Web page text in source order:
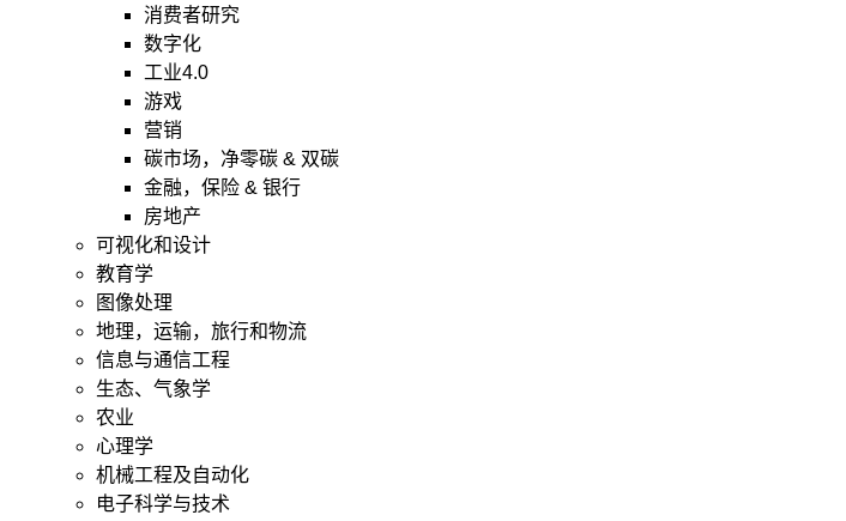
消费者研究
数字化
工业4.0
游戏
营销
碳市场，净零碳 & 双碳
金融，保险 & 银行
房地产
可视化和设计
教育学
图像处理
地理，运输，旅行和物流
信息与通信工程
生态、气象学
农业
心理学
机械工程及自动化
电子科学与技术